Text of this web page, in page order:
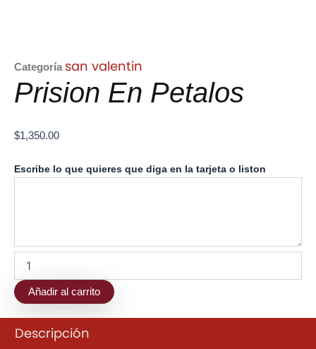
Categoría san valentin
Prision En Petalos
$1,350.00
Escribe lo que quieres que diga en la tarjeta o liston
Prision
En
Añadir al carrito
Descripción